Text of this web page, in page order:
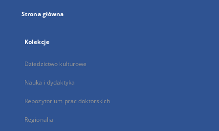
Strona główna
Kolekcje
Dziedzictwo kulturowe
Nauka i dydaktyka
Repozytorium prac doktorskich
Regionalia